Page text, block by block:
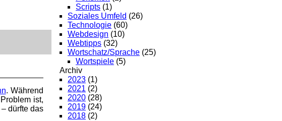
. Während
ist,
dürfte das
Scripts (1)
Soziales Umfeld (26)
Technologie (60)
Webdesign (10)
Webtipps (32)
Wortschatz/Sprache (25)
Wortspiele (5)
Archiv
2023 (1)
2021 (2)
2020 (28)
2019 (24)
2018 (2)